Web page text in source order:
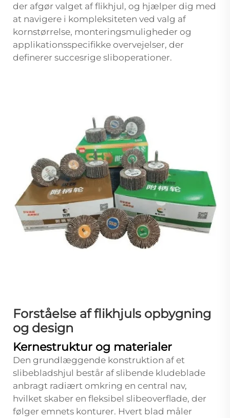
der afgør valget af flikhjul, og hjælper dig med
at navigere i kompleksiteten ved valg af
kornstørrelse, monteringsmuligheder og
applikationsspecifikke overvejelser, der
definerer succesrige sliboperationer.
Forståelse af flikhjuls opbygning
og design
Kernestruktur og materialer
Den grundlæggende konstruktion af et
slibebladshjul består af slibende kludeblade
anbragt radiært omkring en central nav,
hvilket skaber en fleksibel slibeoverflade, der
følger emnets konturer. Hvert blad måler